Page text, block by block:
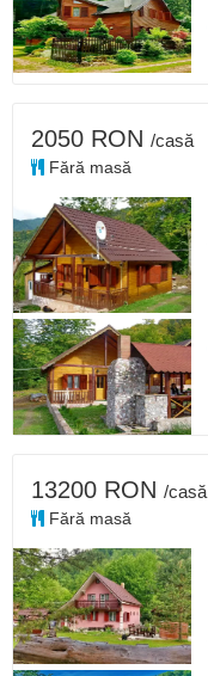
2050 RON /casă
Fără masă
13200 RON /casă
Fără masă